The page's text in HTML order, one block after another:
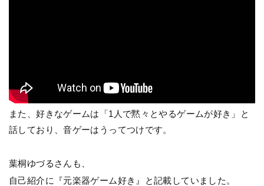
また、好きなゲームは「1人で黙々とやるゲームが好き」と
話しており、音ゲーはうってつけです。
葉桐ゆづるさんも、
自己紹介に『元楽器ゲーム好き』と記載していました。